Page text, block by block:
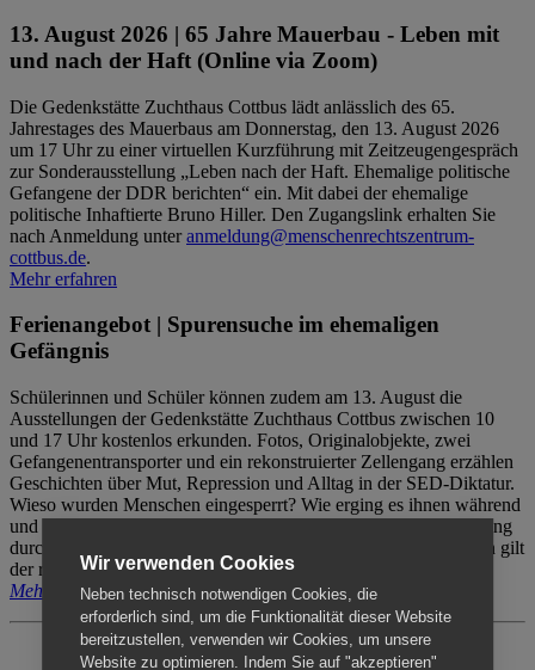
13. August 2026 | 65 Jahre Mauerbau - Leben mit
und nach der Haft (Online via Zoom)
Die Gedenkstätte Zuchthaus Cottbus lädt anlässlich des 65.
Jahrestages des Mauerbaus am Donnerstag, den 13. August 2026
um 17 Uhr zu einer virtuellen Kurzführung mit Zeitzeugengespräch
zur Sonderausstellung „Leben nach der Haft. Ehemalige politische
Gefangene der DDR berichten“ ein. Mit dabei der ehemalige
politische Inhaftierte Bruno Hiller. Den Zugangslink erhalten Sie
nach Anmeldung unteranmeldung@menschenrechtszentrum-
cottbus.de.
Mehr erfahren
Ferienangebot | Spurensuche im ehemaligen
Gefängnis
Schülerinnen und Schüler können zudem am 13. August die
Ausstellungen der Gedenkstätte Zuchthaus Cottbus zwischen 10
und 17 Uhr kostenlos erkunden. Fotos, Originalobjekte, zwei
Gefangenentransporter und ein rekonstruierter Zellengang erzählen
Geschichten über Mut, Repression und Alltag in der SED-Diktatur.
Wieso wurden Menschen eingesperrt? Wie erging es ihnen während
und nach der Haft? Der Besuch erfolgt individuell ohne Betreuung
durch das Menschenrechtszentrum Cottbus. Für Begleitpersonen gilt
der reguläre Eintritt (8€ / ermäßigt 5€).
Mehr erfahren
Wir verwenden Cookies
Neben technisch notwendigen Cookies, die
erforderlich sind, um die Funktionalität dieser Website
bereitzustellen, verwenden wir Cookies, um unsere
Website zu optimieren. Indem Sie auf "akzeptieren"